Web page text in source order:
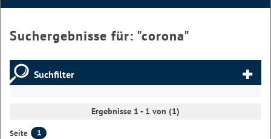
Suchergebnisse für: "corona"
Suchfilter
Ergebnisse 1 - 1 von (1)
Seite
1